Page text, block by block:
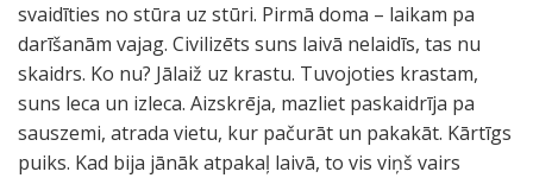
svaidīties no stūra uz stūri. Pirmā doma – laikam pa
darīšanām vajag. Civilizēts suns laivā nelaidīs, tas nu
skaidrs. Ko nu? Jālaiž uz krastu. Tuvojoties krastam,
suns leca un izleca. Aizskrēja, mazliet paskaidrīja pa
sauszemi, atrada vietu, kur pačurāt un pakakāt. Kārtīgs
puiks. Kad bija jānāk atpakaļ laivā, to vis viņš vairs